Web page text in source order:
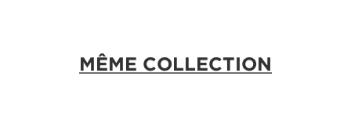
MÊME COLLECTION